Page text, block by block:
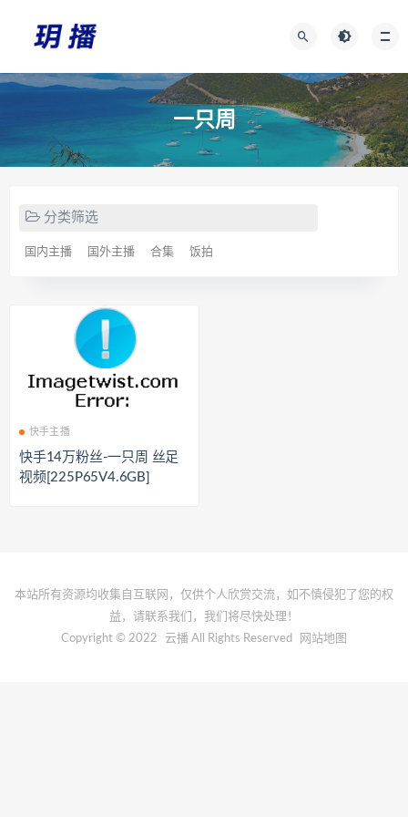
一只周
分类筛选
国内主播 国外主播 合集 饭拍
快手主播
快手14万粉丝-一只周 丝足
视频[225P65V4.6GB]
本站所有资源均收集自互联网，仅供个人欣赏交流，如不慎侵犯了您的权
益，请联系我们，我们将尽快处理！
Copyright © 2022
云播 All Rights Reserved 网站地图